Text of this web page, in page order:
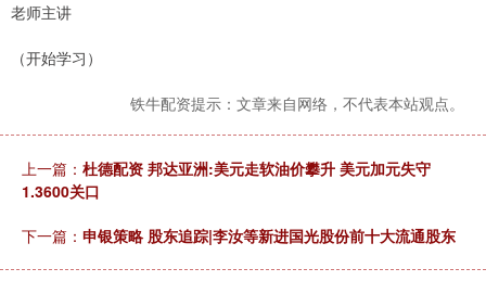
老师主讲
（开始学习）
铁牛配资提示：文章来自网络，不代表本站观点。
上一篇： 杜德配资 邦达亚洲:美元走软油价攀升 美元加元失守
1.3600关口
下一篇： 申银策略 股东追踪|李汝等新进国光股份前十大流通股东